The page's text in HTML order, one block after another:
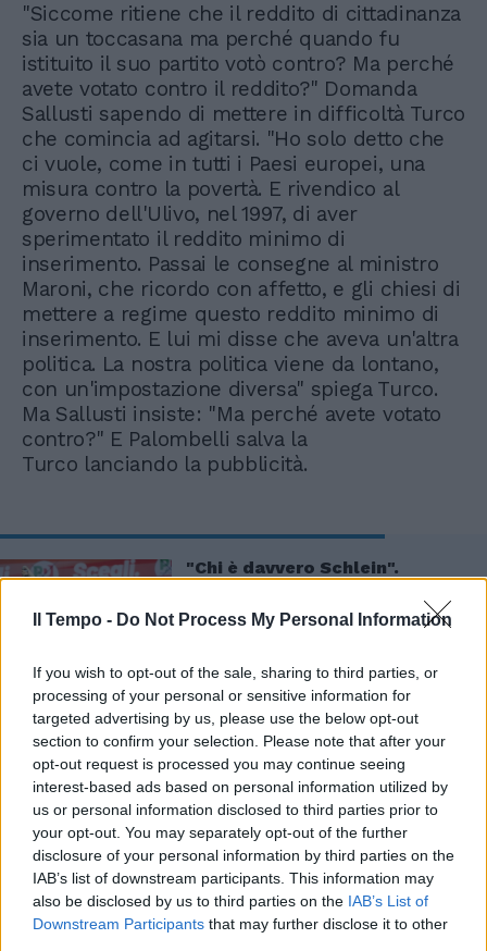
Il Tempo - Do Not Process My Personal Information
If you wish to opt-out of the sale, sharing to third parties, or
processing of your personal or sensitive information for
targeted advertising by us, please use the below opt-out
section to confirm your selection. Please note that after your
opt-out request is processed you may continue seeing
interest-based ads based on personal information utilized by
us or personal information disclosed to third parties prior to
your opt-out. You may separately opt-out of the further
disclosure of your personal information by third parties on the
IAB’s list of downstream participants. This information may
also be disclosed by us to third parties on the IAB’s List of
Downstream Participants that may further disclose it to other
"Siccome ritiene che il reddito di cittadinanza
sia un toccasana ma perché quando fu
istituito il suo partito votò contro? Ma perché
avete votato contro il reddito?" Domanda
Sallusti sapendo di mettere in difficoltà Turco
che comincia ad agitarsi. "Ho solo detto che
ci vuole, come in tutti i Paesi europei, una
misura contro la povertà. E rivendico al
governo dell'Ulivo, nel 1997, di aver
sperimentato il reddito minimo di
inserimento. Passai le consegne al ministro
Maroni, che ricordo con affetto, e gli chiesi di
mettere a regime questo reddito minimo di
inserimento. E lui mi disse che aveva un'altra
politica. La nostra politica viene da lontano,
con un'impostazione diversa" spiega Turco.
Ma Sallusti insiste: "Ma perché avete votato
contro?" E Palombelli salva la
Turco lanciando la pubblicità.
"Chi è davvero Schlein".
Sallusti demolisce la
candidata alla segreteria Pd